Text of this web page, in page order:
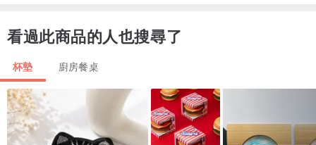
此圖庫中的所有產品均符合條件！如果您同時購買3件或更多商品，您
將獲得一個特殊的棉質環保袋！ ！！
地方墊子桌布廚房布斯堪的納維亞室內裝飾雜貨
流行麻布藝時尚可愛簡約英倫摩登簡約禮物背景畫設計咖啡廳餐飲家
居派對藍雪佛龍鋸齒衝浪
看過此商品的人也搜尋了
杯墊 廚房餐桌